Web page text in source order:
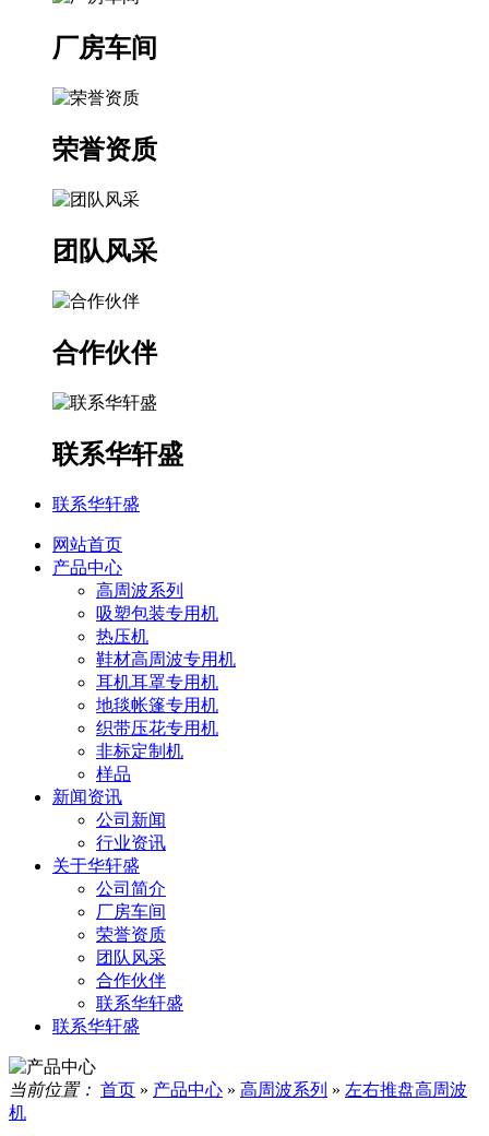
厂房车间
荣誉资质
团队风采
合作伙伴
联系华轩盛
联系华轩盛
网站首页
产品中心
高周波系列
吸塑包装专用机
热压机
鞋材高周波专用机
耳机耳罩专用机
地毯帐篷专用机
织带压花专用机
非标定制机
样品
新闻资讯
公司新闻
行业资讯
关于华轩盛
公司简介
厂房车间
荣誉资质
团队风采
合作伙伴
联系华轩盛
联系华轩盛
当前位置： 首页 » 产品中心 » 高周波系列 » 左右推盘高周波
机